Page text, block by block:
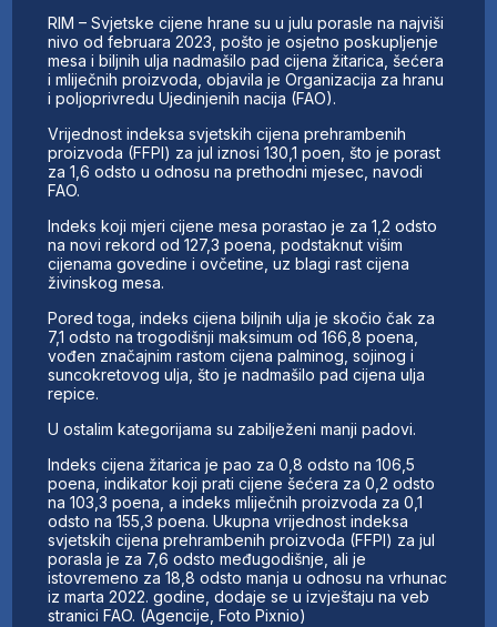
FINANSIJE
IZ STRANIH MEDIJA
AKTIVNOSTI
SWOT INTERVJU
UČLANI SE
KONTAKT
RIM – Svjetske cijene hrane su u julu porasle na najviši
nivo od februara 2023, pošto je osjetno poskupljenje
mesa i biljnih ulja nadmašilo pad cijena žitarica, šećera
i mliječnih proizvoda, objavila je Organizacija za hranu
i poljoprivredu Ujedinjenih nacija (FAO).
Vrijednost indeksa svjetskih cijena prehrambenih
proizvoda (FFPI) za jul iznosi 130,1 poen, što je porast
za 1,6 odsto u odnosu na prethodni mjesec, navodi
FAO.
Indeks koji mjeri cijene mesa porastao je za 1,2 odsto
na novi rekord od 127,3 poena, podstaknut višim
cijenama govedine i ovčetine, uz blagi rast cijena
živinskog mesa.
Pored toga, indeks cijena biljnih ulja je skočio čak za
7,1 odsto na trogodišnji maksimum od 166,8 poena,
vođen značajnim rastom cijena palminog, sojinog i
suncokretovog ulja, što je nadmašilo pad cijena ulja
repice.
U ostalim kategorijama su zabilježeni manji padovi.
Indeks cijena žitarica je pao za 0,8 odsto na 106,5
poena, indikator koji prati cijene šećera za 0,2 odsto
na 103,3 poena, a indeks mliječnih proizvoda za 0,1
odsto na 155,3 poena. Ukupna vrijednost indeksa
svjetskih cijena prehrambenih proizvoda (FFPI) za jul
porasla je za 7,6 odsto međugodišnje, ali je
istovremeno za 18,8 odsto manja u odnosu na vrhunac
iz marta 2022. godine, dodaje se u izvještaju na veb
stranici FAO. (Agencije, Foto Pixnio)